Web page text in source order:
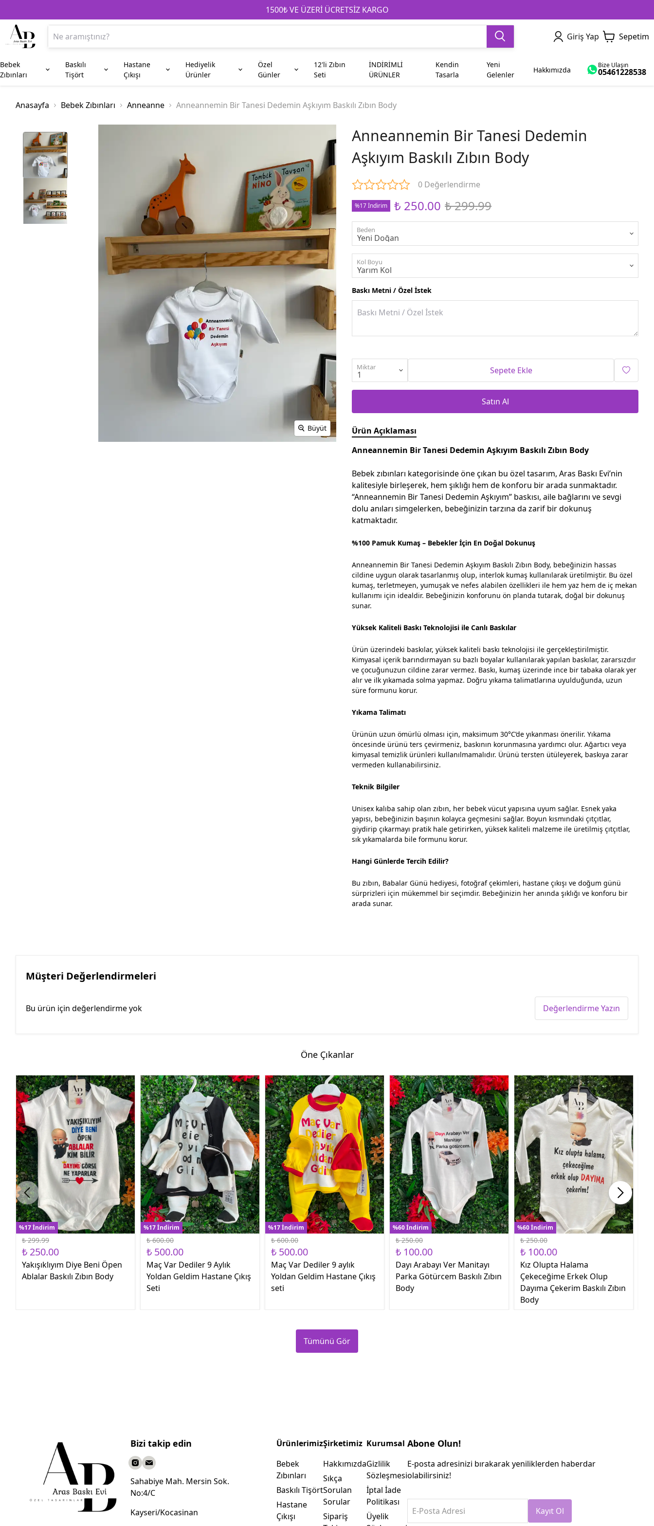
1500₺ VE ÜZERİ ÜCRETSİZ KARGO
Giriş Yap Sepetim
Bebek
Zıbınları
Anne Baba Anneanne Babaanne
Amca Abla Bayram
Enişte Kuzen Yenge
Baskılı
Tişört
Aile Kombin Çocuk
Hastane
Çıkışı
Beşiktaş Fenerbahçe Galatasaray
Hediyelik
Ürünler
Kupa Bardak Plaket Kahve Fincanı
Özel
Günler
Anneye Hediyeler Babaya Hediyeler
12'li Zıbın
Seti
İNDİRİMLİ
ÜRÜNLER
Kendin
Tasarla
Yeni
Gelenler
Hakkımızda Bize Ulaşın
05461228538
Anasayfa Bebek Zıbınları Anneanne Anneannemin Bir Tanesi Dedemin Aşkıyım Baskılı Zıbın Body
Büyüt
Anneannemin Bir Tanesi Dedemin
Aşkıyım Baskılı Zıbın Body
0 Değerlendirme
%17 İndirim ₺ 250.00 ₺ 299.99
Beden
Kol Boyu
Baskı Metni / Özel İstek
Miktar Sepete Ekle
Satın Al
Ürün Açıklaması
Anneannemin Bir Tanesi Dedemin Aşkıyım Baskılı Zıbın Body
Bebek zıbınları kategorisinde öne çıkan bu özel tasarım, Aras Baskı Evi’nin
kalitesiyle birleşerek, hem şıklığı hem de konforu bir arada sunmaktadır.
“Anneannemin Bir Tanesi Dedemin Aşkıyım” baskısı, aile bağlarını ve sevgi
dolu anıları simgelerken, bebeğinizin tarzına da zarif bir dokunuş
katmaktadır.
%100 Pamuk Kumaş – Bebekler İçin En Doğal Dokunuş
Anneannemin Bir Tanesi Dedemin Aşkıyım Baskılı Zıbın Body, bebeğinizin hassas
cildine uygun olarak tasarlanmış olup, interlok kumaş kullanılarak üretilmiştir. Bu özel
kumaş, terletmeyen, yumuşak ve nefes alabilen özellikleri ile hem yaz hem de iç mekan
kullanımı için idealdir. Bebeğinizin konforunu ön planda tutarak, doğal bir dokunuş
sunar.
Yüksek Kaliteli Baskı Teknolojisi ile Canlı Baskılar
Ürün üzerindeki baskılar, yüksek kaliteli baskı teknolojisi ile gerçekleştirilmiştir.
Kimyasal içerik barındırmayan su bazlı boyalar kullanılarak yapılan baskılar, zararsızdır
ve çocuğunuzun cildine zarar vermez. Baskı, kumaş üzerinde ince bir tabaka olarak yer
alır ve ilk yıkamada solma yapmaz. Doğru yıkama talimatlarına uyulduğunda, uzun
süre formunu korur.
Yıkama Talimatı
Ürünün uzun ömürlü olması için, maksimum 30°C’de yıkanması önerilir. Yıkama
öncesinde ürünü ters çevirmeniz, baskının korunmasına yardımcı olur. Ağartıcı veya
kimyasal temizlik ürünleri kullanılmamalıdır. Ürünü tersten ütüleyerek, baskıya zarar
vermeden kullanabilirsiniz.
Teknik Bilgiler
Unisex kalıba sahip olan zıbın, her bebek vücut yapısına uyum sağlar. Esnek yaka
yapısı, bebeğinizin başının kolayca geçmesini sağlar. Boyun kısmındaki çıtçıtlar,
giydirip çıkarmayı pratik hale getirirken, yüksek kaliteli malzeme ile üretilmiş çıtçıtlar,
sık yıkamalarda bile formunu korur.
Hangi Günlerde Tercih Edilir?
Bu zıbın, Babalar Günü hediyesi, fotoğraf çekimleri, hastane çıkışı ve doğum günü
sürprizleri için mükemmel bir seçimdir. Bebeğinizin her anında şıklığı ve konforu bir
arada sunar.
Müşteri Değerlendirmeleri
Bu ürün için değerlendirme yok Değerlendirme Yazın
Öne Çıkanlar
%17 İndirim
₺ 299.99
₺ 250.00
Yakışıklıyım Diye Beni Öpen
Ablalar Baskılı Zıbın Body
%17 İndirim
₺ 600.00
₺ 500.00
Maç Var Dediler 9 Aylık
Yoldan Geldim Hastane Çıkış
Seti
%17 İndirim
₺ 600.00
₺ 500.00
Maç Var Dediler 9 aylık
Yoldan Geldim Hastane Çıkış
seti
%60 İndirim
₺ 250.00
₺ 100.00
Dayı Arabayı Ver Manitayı
Parka Götürcem Baskılı Zıbın
Body
%60 İndirim
₺ 250.00
₺ 100.00
Kız Olupta Halama
Çekeceğime Erkek Olup
Dayıma Çekerim Baskılı Zıbın
Body
Tümünü Gör
Bizi takip edin
Sahabiye Mah. Mersin Sok.
No:4/C
Kayseri/Kocasinan
Ürünlerimiz
Bebek
Zıbınları
Baskılı Tişört
Hastane
Çıkışı
Şirketimiz
Hakkımızda
Sıkça
Sorulan
Sorular
Sipariş
Kurumsal
Gizlilik
Sözleşmesi
İptal İade
Politikası
Üyelik
Abone Olun!
E-posta adresinizi bırakarak yeniliklerden haberdar
olabilirsiniz!
E-Posta Adresi Kayıt Ol